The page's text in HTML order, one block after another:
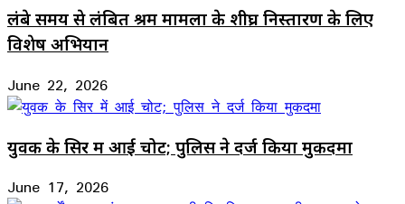
लंबे समय से लंबित श्रम मामलों के शीघ्र निस्तारण के लिए
विशेष अभियान
June 22, 2026
युवक के सिर में आई चोट; पुलिस ने दर्ज किया मुकदमा
June 17, 2026